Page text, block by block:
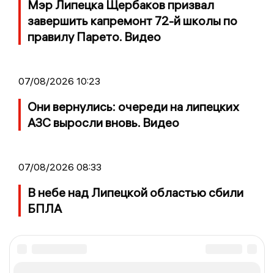
Мэр Липецка Щербаков призвал
завершить капремонт 72-й школы по
правилу Парето. Видео
07/08/2026 10:23
Они вернулись: очереди на липецких
АЗС выросли вновь. Видео
07/08/2026 08:33
В небе над Липецкой областью сбили
БПЛА